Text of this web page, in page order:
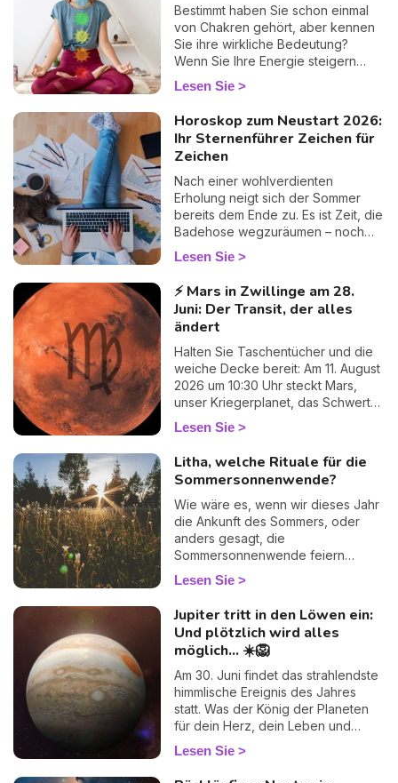
Karriere an einem Wendepunkt,
Entscheidungen, die Sie nachts
wachhalten... dieses umfassende
Legemuster ist Ihr bester
gewinnen, wirklich Klarheit.
Bestimmt haben Sie schon einmal
von Chakren gehört, aber kennen
Sie ihre wirkliche Bedeutung?
Wenn Sie Ihre Energie steigern
möchten, ist es wichtig, die Rolle
der Chakren im menschlichen
großen Einfluss auf unsere
Stimmung und unser Verhalten.
Erfahren Sie jetzt mehr über Farbe,
Bedeutung und Rolle der 7
Chakren.
Lesen Sie
Horoskop zum Neustart 2026:
Ihr Sternenführer Zeichen für
Zeichen
Nach einer wohlverdienten
Erholung neigt sich der Sommer
bereits dem Ende zu. Es ist Zeit, die
Badehose wegzuräumen – noch
ein wenig feucht ganz hinten im
Schrank, geben Sie es ruhig zu 😏
– und den Siestas in der
Hängematte Lebewohl zu sagen.
Der Trubel des Alltags kehrt im
Galopp zurück: Arbeit, Familie,
Liebesleben… Aber atmen Sie
durch, Sie steigen nicht allein
wieder in den Zug! Ich habe für Sie
Ihren astralen Fahrplan vorbereitet,
sanft und vor allem mit einem
finden.
Lesen Sie
⚡ Mars in Zwillinge am 28.
Juni: Der Transit, der alles
ändert
Halten Sie Taschentücher und die
weiche Decke bereit: Am 11. August
2026 um 10:30 Uhr steckt Mars,
unser Kriegerplanet, das Schwert
weg, verlässt die geistige Unruhe
der Zwillinge und rollt sich bis etwa
zum 27. September im zarten,
lunaren Zeichen Krebs zusammen.
Viele Astrologen halten diesen
Transit für „schwach“ … doch ich
zeige Ihnen, warum er vielleicht
einer der zutiefst menschlichsten
des Jahres ist. Folgen Sie mir — Ihr
Lesen Sie
Litha, welche Rituale für die
Sommersonnenwende?
Wie wäre es, wenn wir dieses Jahr
die Ankunft des Sommers, oder
anders gesagt, die
Sommersonnenwende feiern
würden? Im Wicca-Kalender gibt es
zahlreiche Feste, die das Jahr
Gelegenheit bieten, den Wechsel
der Jahreszeiten, die Natur und
ihre Verwandlungen zu zelebrieren.
Der Sabbat Litha ist in der Wicca-
Tradition die perfekte Gelegenheit,
die Sonne und die Sommersaison
mit einigen Ritualen zu feiern, die
Spiritualität miteinander verbinden.
Lesen Sie
Jupiter tritt in den Löwen ein:
Und plötzlich wird alles
möglich... ☀️🦁
Am 30. Juni findet das strahlendste
himmlische Ereignis des Jahres
statt. Was der König der Planeten
für dein Herz, dein Leben und
deine kühnsten Träume vorbereitet.
Lesen Sie